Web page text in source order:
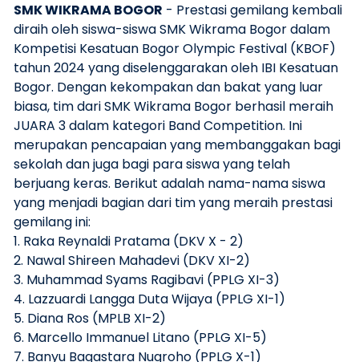
SMK WIKRAMA BOGOR - Prestasi gemilang kembali
diraih oleh siswa-siswa SMK Wikrama Bogor dalam
Kompetisi Kesatuan Bogor Olympic Festival (KBOF)
tahun 2024 yang diselenggarakan oleh IBI Kesatuan
Bogor. Dengan kekompakan dan bakat yang luar
biasa, tim dari SMK Wikrama Bogor berhasil meraih
JUARA 3 dalam kategori Band Competition. Ini
merupakan pencapaian yang membanggakan bagi
sekolah dan juga bagi para siswa yang telah
berjuang keras. Berikut adalah nama-nama siswa
yang menjadi bagian dari tim yang meraih prestasi
gemilang ini:
1. Raka Reynaldi Pratama (DKV X - 2)
2. Nawal Shireen Mahadevi (DKV XI-2)
3. Muhammad Syams Ragibavi (PPLG XI-3)
4. Lazzuardi Langga Duta Wijaya (PPLG XI-1)
5. Diana Ros (MPLB XI-2)
6. Marcello Immanuel Litano (PPLG XI-5)
7. Banyu Bagastara Nugroho (PPLG X-1)